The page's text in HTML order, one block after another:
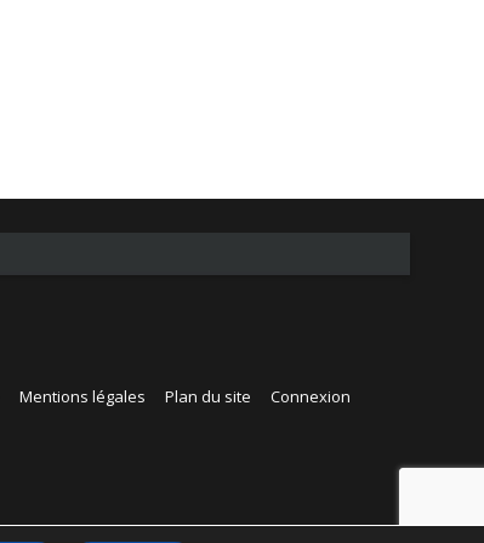
Mentions légales Plan du site Connexion